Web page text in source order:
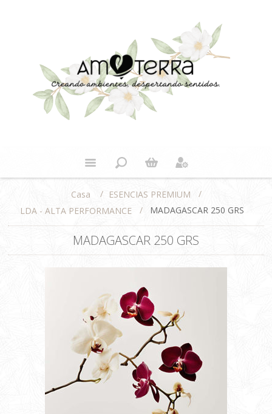
Casa / ESENCIAS PREMIUM
/
LDA - ALTA PERFORMANCE
/ MADAGASCAR 250 GRS
MADAGASCAR 250 GRS